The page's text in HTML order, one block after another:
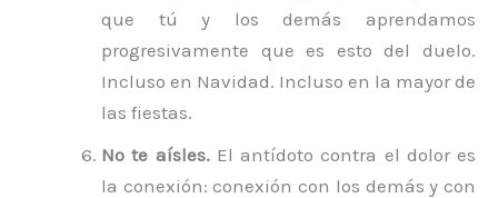
que tú y los demás aprendamos
progresivamente que es esto del duelo.
Incluso en Navidad. Incluso en la mayor de
las fiestas.
No te aísles.El antídoto contra el dolor es
la conexión: conexión con los demás y con